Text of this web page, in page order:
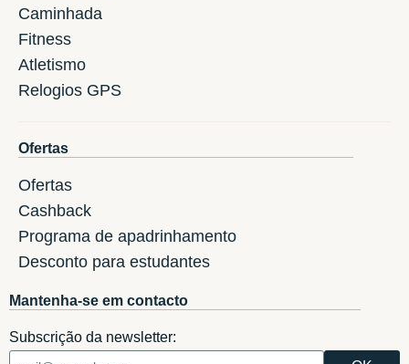
Caminhada
Fitness
Atletismo
Relogios GPS
Ofertas
Ofertas
Cashback
Programa de apadrinhamento
Desconto para estudantes
Mantenha-se em contacto
Subscrição da newsletter: